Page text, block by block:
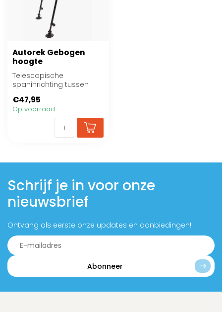
Autorek Gebogen
hoogte
Telescopische
spaninrichting tussen
€47,95
Op voorraad
Schrijf je in voor onze
nieuwsbrief
Ontvang als eerste onze updates en aanbiedingen!
Abonneer